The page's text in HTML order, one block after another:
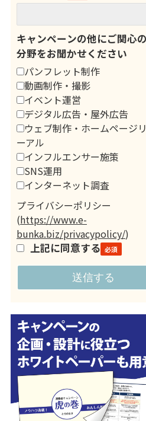
キャンペーンの他にご関心
分野をお聞かせください
パンフレット制作
動画制作・撮影
イベント運営
デジタル広告・屋外広告
ウェブ制作・ホームページ
ーアル
インフルエンサー施策
SNS運用
インターネット調査
プライバシーポリシー
(https://www.e-
bunka.biz/privacypolicy/)
上記に同意する